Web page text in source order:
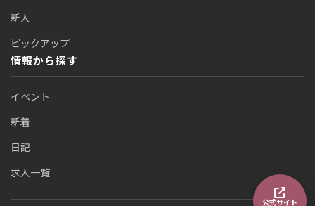
公式サイト
新人
ピックアップ
情報から探す
イベント
新着
日記
求人一覧